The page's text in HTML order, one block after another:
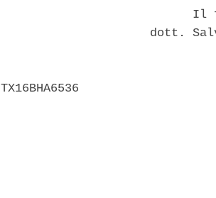
Il
dott.